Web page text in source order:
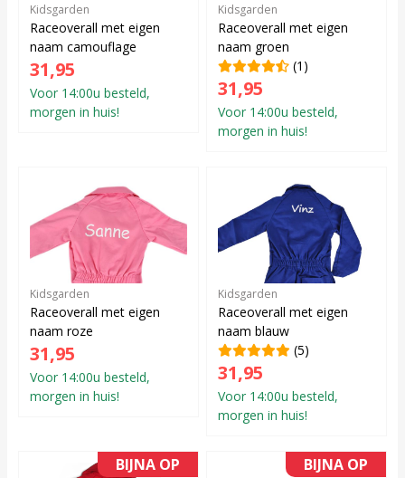
Kidsgarden
Raceoverall met eigen
naam camouflage
31,95
Voor 14:00u besteld,
morgen in huis!
Kidsgarden
Raceoverall met eigen
naam groen
(1)
31,95
Voor 14:00u besteld,
morgen in huis!
Kidsgarden
Raceoverall met eigen
naam roze
31,95
Voor 14:00u besteld,
morgen in huis!
Kidsgarden
Raceoverall met eigen
naam blauw
(5)
31,95
Voor 14:00u besteld,
morgen in huis!
BIJNA OP BIJNA OP